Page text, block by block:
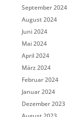
September 2024
August 2024
Juni 2024
Mai 2024
April 2024
März 2024
Februar 2024
Januar 2024
Dezember 2023